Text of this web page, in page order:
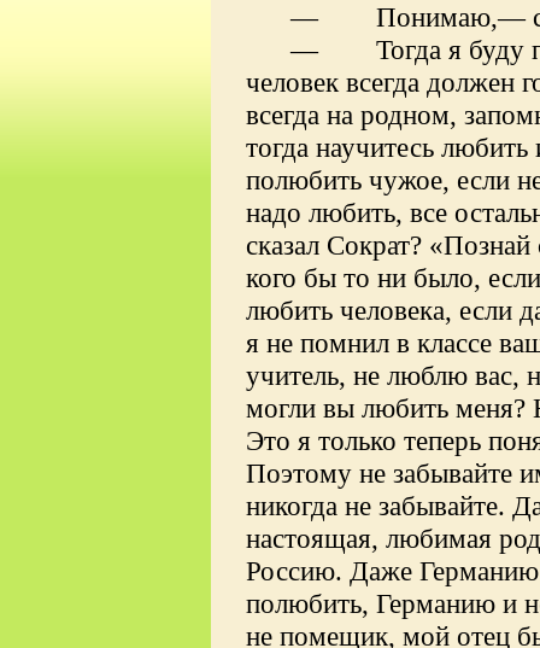
— Понимаю,—
— Тогда я буду
человек всегда должен
всегда на родном,
тогда научитесь
полюбить чужое, если
надо любить, все
сказал Сократ?
кого бы то ни было,
любить человека, если
я не помнил в классе
учитель, не люблю вас,
могли вы любить меня?
Это я только теперь
Поэтому не забывайте
никогда не забывайте.
настоящая, любимая
Россию. Даже
полюбить, Германию и
не помещик, мой отец